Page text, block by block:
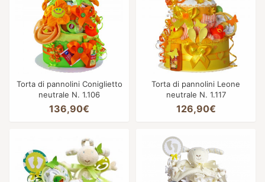
Torta di pannolini Coniglietto
neutrale N. 1.106
136,90€
Torta di pannolini Leone
neutrale N. 1.117
126,90€